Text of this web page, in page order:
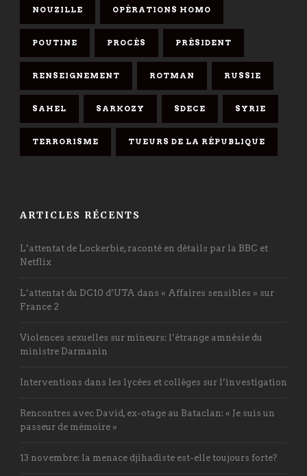
NOUZILLE OPÉRATIONS HOMO
POUTINE PROCÈS PRÉSIDENT
RENSEIGNEMENT ROTMAN RUSSIE
SAHEL SARKOZY SDECE SYRIE
TERRORISME TUEURS DE LA RÉPUBLIQUE
ARTICLES RÉCENTS
L’attentat de Lockerbie, raconté en détails par la BBC et
Netflix
L’attentat du DC10 d’UTA dans « Affaires sensibles » sur
France 2
Violences sexuelles sur mineurs: l’étrange amnésie du
ministre Darmanin
Interventions dans les lycées et collèges sur l’investigation
Rencontres avec David, ex-otage au Bataclan: « Je suis un
passeur de mémoire »
13 novembre: la menace djihadiste est-elle toujours forte?